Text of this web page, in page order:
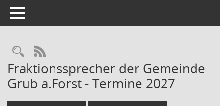
Toggle navigation
RSS-Feed
Fraktionssprecher der Gemeinde
Grub a.Forst - Termine 2027